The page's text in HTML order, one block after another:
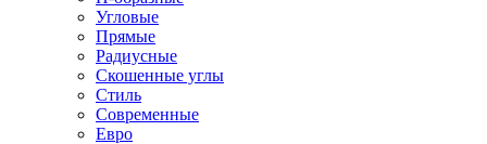
Угловые
Прямые
Радиусные
Скошенные углы
Стиль
Современные
Евро